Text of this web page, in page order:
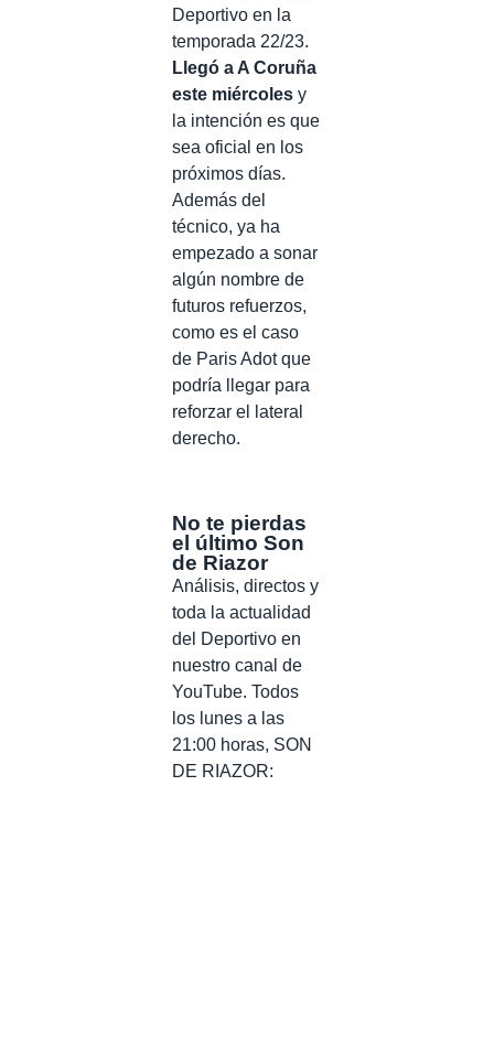
Deportivo en la
temporada 22/23.
Llegó a A Coruña
este miércoles y
la intención es que
sea oficial en los
próximos días.
Además del
técnico, ya ha
empezado a sonar
algún nombre de
futuros refuerzos,
como es el caso
de Paris Adot que
podría llegar para
reforzar el lateral
derecho.
No te pierdas
el último Son
de Riazor
Análisis, directos y
toda la actualidad
del Deportivo en
nuestro canal de
YouTube. Todos
los lunes a las
21:00 horas, SON
DE RIAZOR: